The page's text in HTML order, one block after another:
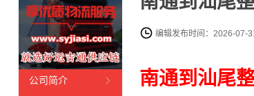
编辑发布时间：2026-07-
南通到汕尾
公司简介